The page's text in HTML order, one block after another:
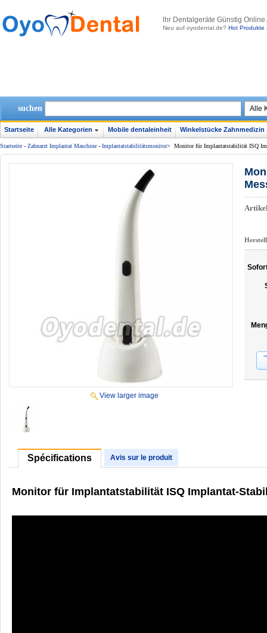
lhr Dentalgeräte Günstig
Neu auf oyodental.de? Hot Produkte
suchen
Startseite Alle Kategorien Mobile dentaleinheit Winkelstücke Zahnmedizin
Startseite - Zahnarzt Implantat Maschine - Implantatstabilitätsmonitor> Monitor für Implantatstabilität ISQ
View larger image
Spécifications Avis sur le produit
Monitor für Implantatstabilität ISQ Implantat-